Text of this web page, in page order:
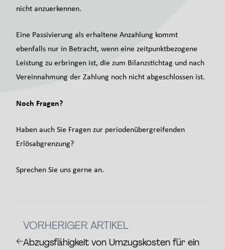
nicht anzuerkennen.
Eine Passivierung als erhaltene Anzahlung kommt
ebenfalls nur in Betracht, wenn eine zeitpunktbezogene
Leistung zu erbringen ist, die zum Bilanzstichtag und nach
Vereinnahmung der Zahlung noch nicht abgeschlossen ist.
Noch Fragen?
Haben auch Sie Fragen zur periodenübergreifenden
Erlösabgrenzung?
Sprechen Sie uns gerne an.
←
VORHERIGER ARTIKEL
Abzugsfähigkeit von Umzugskosten für ein